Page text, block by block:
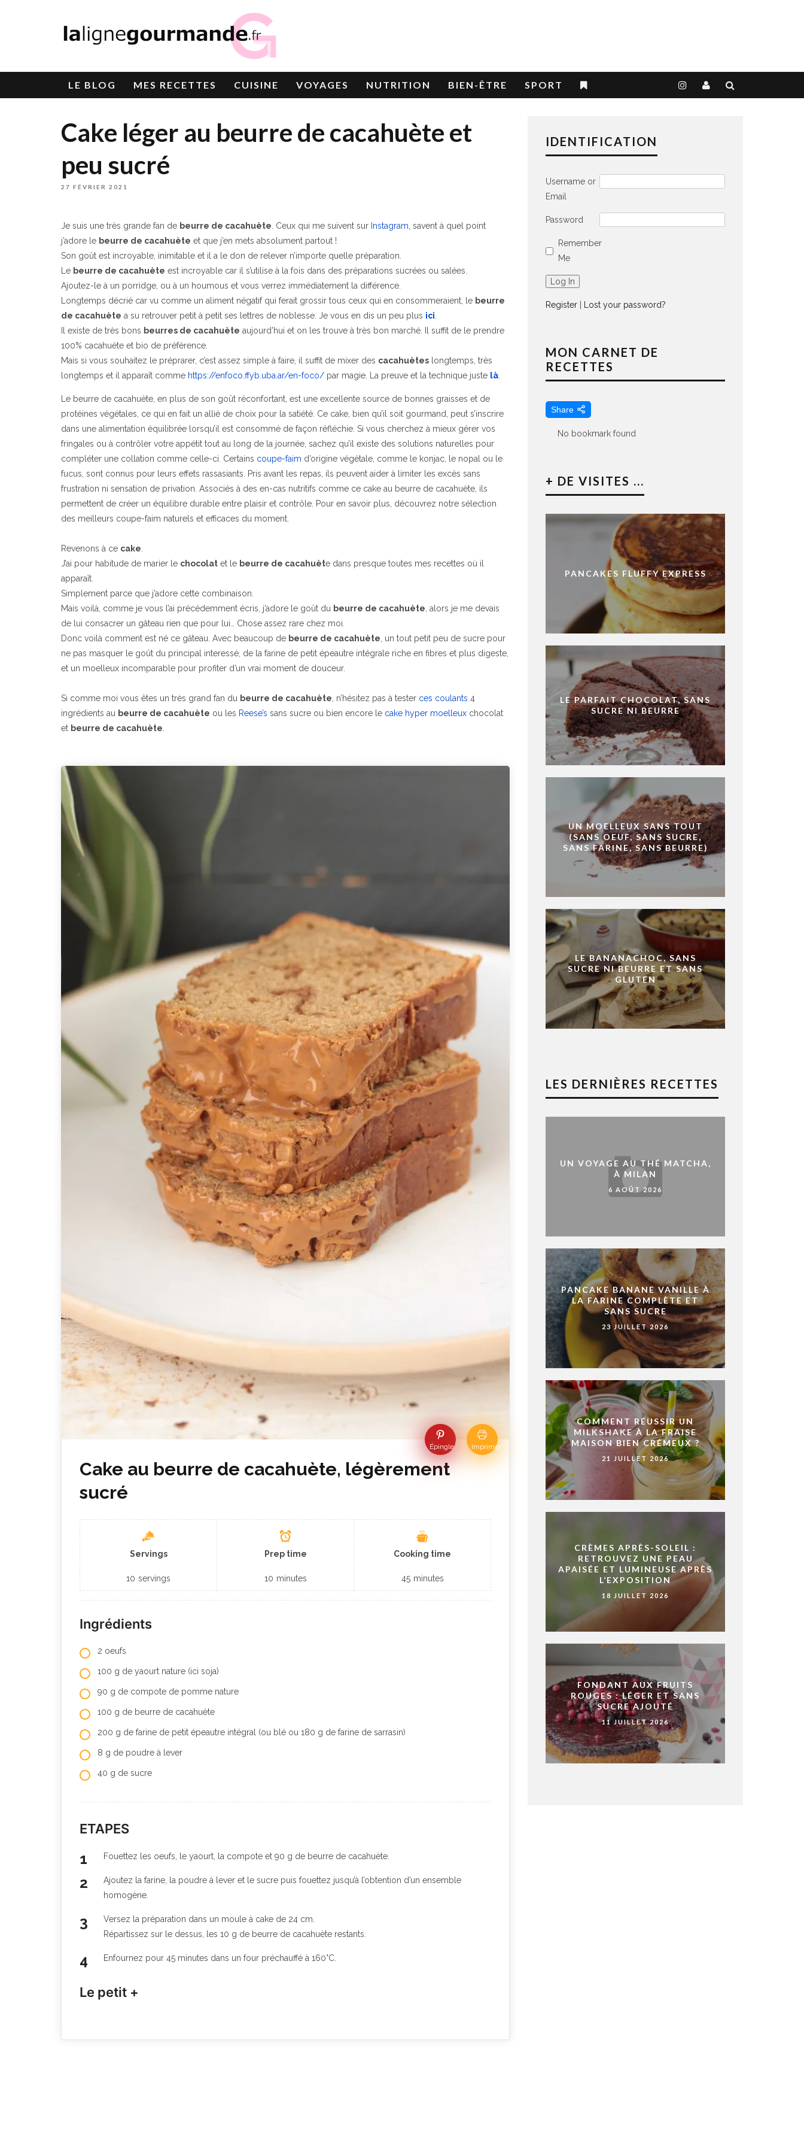
LE BLOG MES RECETTES CUISINE VOYAGES NUTRITION BIEN-ÊTRE SPORT
Cake léger au beurre de cacahuète et
peu sucré
27 FÉVRIER 2021
Je suis une très grande fan de beurre de cacahuète. Ceux qui me suivent sur Instagram, savent à quel point
j’adore le beurre de cacahuète et que j’en mets absolument partout !
Son goût est incroyable, inimitable et il a le don de relever n’importe quelle préparation.
Le beurre de cacahuète est incroyable car il s’utilise à la fois dans des préparations sucrées ou salées.
Ajoutez-le à un porridge, ou à un houmous et vous verrez immédiatement la différence.
Longtemps décrié car vu comme un aliment négatif qui ferait grossir tous ceux qui en consommeraient, le beurre
de cacahuète a su retrouver petit à petit ses lettres de noblesse. Je vous en dis un peu plus ici.
Il existe de très bons beurres de cacahuète aujourd’hui et on les trouve à très bon marché. Il suffit de le prendre
100% cacahuète et bio de préférence.
Mais si vous souhaitez le préprarer, c’est assez simple à faire, il suffit de mixer des cacahuètes longtemps, très
longtemps et il apparaît comme https://enfoco.ffyb.uba.ar/en-foco/ par magie. La preuve et la technique juste là.
Le beurre de cacahuète, en plus de son goût réconfortant, est une excellente source de bonnes graisses et de
protéines végétales, ce qui en fait un allié de choix pour la satiété. Ce cake, bien qu’il soit gourmand, peut s’inscrire
dans une alimentation équilibrée lorsqu’il est consommé de façon réfléchie. Si vous cherchez à mieux gérer vos
fringales ou à contrôler votre appétit tout au long de la journée, sachez qu’il existe des solutions naturelles pour
compléter une collation comme celle-ci. Certains coupe-faim d’origine végétale, comme le konjac, le nopal ou le
fucus, sont connus pour leurs effets rassasiants. Pris avant les repas, ils peuvent aider à limiter les excès sans
frustration ni sensation de privation. Associés à des en-cas nutritifs comme ce cake au beurre de cacahuète, ils
permettent de créer un équilibre durable entre plaisir et contrôle. Pour en savoir plus, découvrez notre sélection
des meilleurs coupe-faim naturels et efficaces du moment.
Revenons à ce cake.
J’ai pour habitude de marier le chocolat et le beurre de cacahuète dans presque toutes mes recettes où il
apparaît.
Simplement parce que j’adore cette combinaison.
Mais voilà, comme je vous l’ai précédemment écris, j’adore le goût du beurre de cacahuète, alors je me devais
de lui consacrer un gâteau rien que pour lui… Chose assez rare chez moi.
Donc voilà comment est né ce gâteau. Avec beaucoup de beurre de cacahuète, un tout petit peu de sucre pour
ne pas masquer le goût du principal interessé, de la farine de petit épeautre intégrale riche en fibres et plus digeste,
et un moelleux incomparable pour profiter d’un vrai moment de douceur.
Si comme moi vous êtes un très grand fan du beurre de cacahuète, n’hésitez pas à tester ces coulants 4
ingrédients au beurre de cacahuète ou les Reese’s sans sucre ou bien encore le cake hyper moelleux chocolat
et beurre de cacahuète.
Épingle Imprimer
Cake au beurre de cacahuète, légèrement
sucré
Servings
10 servings
Prep time
10 minutes
Cooking time
45 minutes
Ingrédients
2 oeufs
100 g de yaourt nature (ici soja)
90 g de compote de pomme nature
100 g de beurre de cacahuète
200 g de farine de petit épeautre intégral (ou blé ou 180 g de farine de sarrasin)
8 g de poudre à lever
40 g de sucre
ETAPES
Fouettez les oeufs, le yaourt, la compote et 90 g de beurre de cacahuète.
Ajoutez la farine, la poudre à lever et le sucre puis fouettez jusqu’à l’obtention d’un ensemble
homogène.
Versez la préparation dans un moule à cake de 24 cm.
Répartissez sur le dessus, les 10 g de beurre de cacahuète restants.
Enfournez pour 45 minutes dans un four préchauffé à 160°C.
Le petit +
IDENTIFICATION
Username or
Email
Password
Remember
Me
Register Lost your password?
MON CARNET DE
RECETTES
Share
No bookmark found
+ DE VISITES ...
PANCAKES FLUFFY EXPRESS
LE PARFAIT CHOCOLAT, SANS
SUCRE NI BEURRE
UN MOELLEUX SANS TOUT
(SANS OEUF, SANS SUCRE,
SANS FARINE, SANS BEURRE)
LE BANANACHOC, SANS
SUCRE NI BEURRE ET SANS
GLUTEN
LES DERNIÈRES RECETTES
UN VOYAGE AU THÉ MATCHA,
À MILAN
6 AOÛT 2026
PANCAKE BANANE VANILLE À
LA FARINE COMPLÈTE ET
SANS SUCRE
23 JUILLET 2026
COMMENT RÉUSSIR UN
MILKSHAKE À LA FRAISE
MAISON BIEN CRÉMEUX ?
21 JUILLET 2026
CRÈMES APRÈS-SOLEIL :
RETROUVEZ UNE PEAU
APAISÉE ET LUMINEUSE APRÈS
L’EXPOSITION
18 JUILLET 2026
FONDANT AUX FRUITS
ROUGES : LÉGER ET SANS
SUCRE AJOUTÉ
11 JUILLET 2026